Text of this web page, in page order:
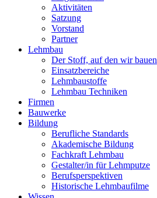
Aktivitäten
Satzung
Vorstand
Partner
Lehmbau
Der Stoff, auf den wir bauen
Einsatzbereiche
Lehmbaustoffe
Lehmbau Techniken
Firmen
Bauwerke
Bildung
Berufliche Standards
Akademische Bildung
Fachkraft Lehmbau
Gestalter/in für Lehmputze
Berufsperspektiven
Historische Lehmbaufilme